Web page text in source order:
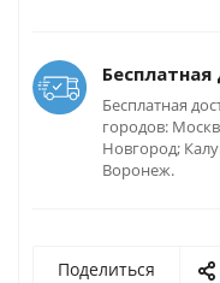
Бесплатная
Бесплатная
городов:
Новгород;
Воронеж.
Поделиться